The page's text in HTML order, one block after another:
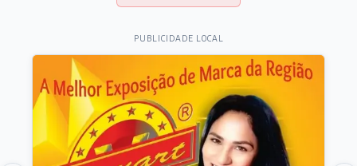
PUBLICIDADE LOCAL